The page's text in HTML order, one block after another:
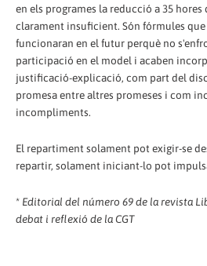
en els programes la reducció a 35 hores
clarament insuficient. Són fórmules
funcionaran en el futur perquè no
participació en el model i acaben
justificació-explicació, com part del
promesa entre altres promeses i com
incompliments.
El repartiment solament pot exigir-se
repartir, solament iniciant-lo pot
* Editorial del número 69 de la revista
debat i reflexió de la CGT